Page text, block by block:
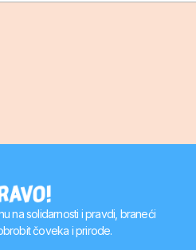
na solidarnosti i pravdi, braneći
čoveka i prirode.